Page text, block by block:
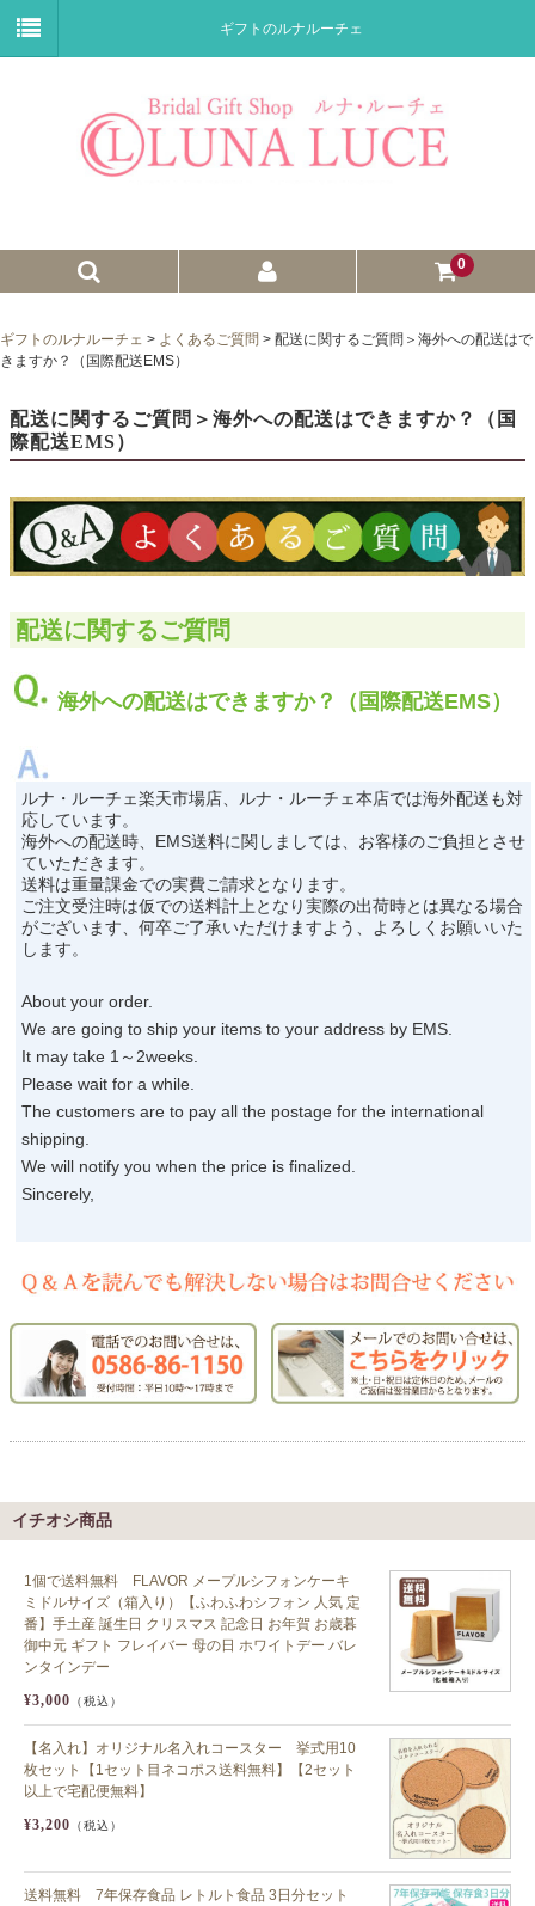
ギフトのルナルーチェ
0
プチギフト
ウェイトドール
子育て卒業証書
ウェルカムボード
クロックギフト
DIY用品
引菓子
カタログギフト
ブライダルバッグ
演出用品
内祝い 出産祝い
会社概要
ドメイン指定受信について
無料サンプル・資料請求
ギフトのルナルーチェ > よくあるご質問 > 配送に関するご質問＞海外への配送はで
きますか？（国際配送EMS）
配送に関するご質問＞海外への配送はできますか？（国
際配送EMS）
配送に関するご質問
海外への配送はできますか？（国際配送EMS）
ルナ・ルーチェ楽天市場店、ルナ・ルーチェ本店では海外配送も対
応しています。
海外への配送時、EMS送料に関しましては、お客様のご負担とさせ
ていただきます。
送料は重量課金での実費ご請求となります。
ご注文受注時は仮での送料計上となり実際の出荷時とは異なる場合
がございます、何卒ご了承いただけますよう、よろしくお願いいた
します。
About your order.
We are going to ship your items to your address by EMS.
It may take 1～2weeks.
Please wait for a while.
The customers are to pay all the postage for the international
shipping.
We will notify you when the price is finalized.
Sincerely,
イチオシ商品
1個で送料無料 FLAVOR メープルシフォンケーキ
ミドルサイズ（箱入り）【ふわふわシフォン 人気 定
番】手土産 誕生日 クリスマス 記念日 お年賀 お歳暮
御中元 ギフト フレイバー 母の日 ホワイトデー バレ
ンタインデー
¥3,000 （税込）
【名入れ】オリジナル名入れコースター 挙式用10
枚セット【1セット目ネコポス送料無料】【2セット
以上で宅配便無料】
¥3,200 （税込）
送料無料 7年保存食品 レトルト食品 3日分セット